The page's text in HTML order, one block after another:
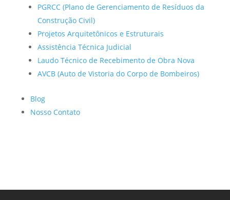
PGRCC (Plano de Gerenciamento de Resíduos da
Construção Civil)
Projetos Arquitetônicos e Estruturais
Assistência Técnica Judicial
Laudo Técnico de Recebimento de Obra Nova
AVCB (Auto de Vistoria do Corpo de Bombeiros)
Blog
Nosso Contato